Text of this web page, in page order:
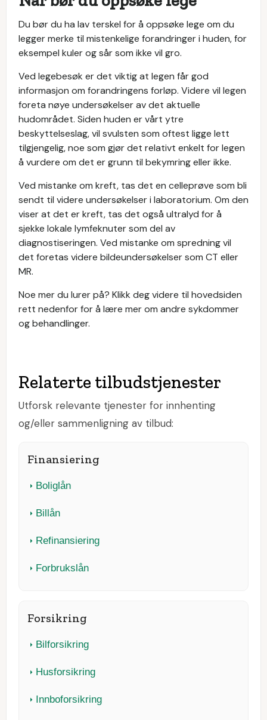
Du bør du ha lav terskel for å oppsøke lege om du
legger merke til mistenkelige forandringer i huden, for
eksempel kuler og sår som ikke vil gro.
Ved legebesøk er det viktig at legen får god
informasjon om forandringens forløp. Videre vil legen
foreta nøye undersøkelser av det aktuelle
hudområdet. Siden huden er vårt ytre
beskyttelseslag, vil svulsten som oftest ligge lett
tilgjengelig, noe som gjør det relativt enkelt for legen
å vurdere om det er grunn til bekymring eller ikke.
Ved mistanke om kreft, tas det en celleprøve som bli
sendt til videre undersøkelser i laboratorium. Om den
viser at det er kreft, tas det også ultralyd for å
sjekke lokale lymfeknuter som del av
diagnostiseringen. Ved mistanke om spredning vil
det foretas videre bildeundersøkelser som CT eller
MR.
Noe mer du lurer på? Klikk deg videre til hovedsiden
rett nedenfor for å lære mer om andre sykdommer
og behandlinger.
Relaterte tilbudstjenester
Utforsk relevante tjenester for innhenting
og/eller sammenligning av tilbud:
Finansiering
Boliglån
Billån
Refinansiering
Forbrukslån
Forsikring
Bilforsikring
Husforsikring
Innboforsikring